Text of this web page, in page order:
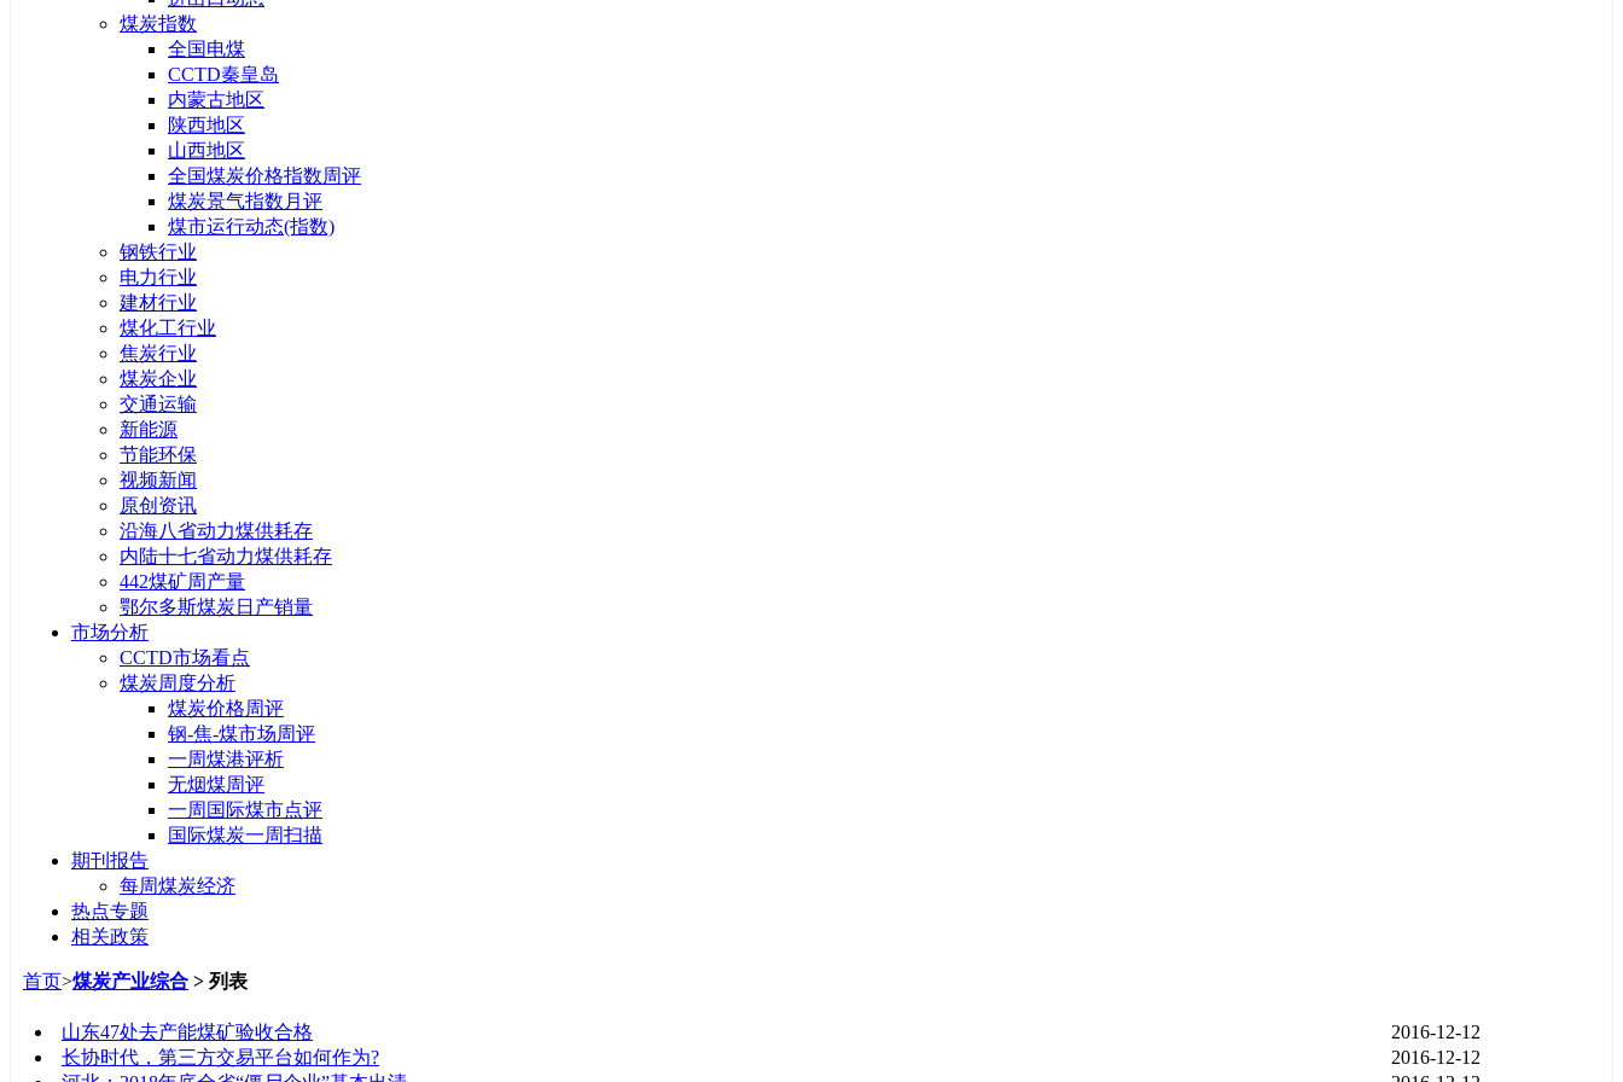
煤炭指数
全国电煤
CCTD秦皇岛
内蒙古地区
陕西地区
山西地区
全国煤炭价格指数周评
煤炭景气指数月评
煤市运行动态(指数)
钢铁行业
电力行业
建材行业
煤化工行业
焦炭行业
煤炭企业
交通运输
新能源
节能环保
视频新闻
原创资讯
沿海八省动力煤供耗存
内陆十七省动力煤供耗存
442煤矿周产量
鄂尔多斯煤炭日产销量
市场分析
CCTD市场看点
煤炭周度分析
煤炭价格周评
钢-焦-煤市场周评
一周煤港评析
无烟煤周评
一周国际煤市点评
国际煤炭一周扫描
期刊报告
每周煤炭经济
热点专题
相关政策
首页>煤炭产业综合 > 列表
山东47处去产能煤矿验收合格
2016-12-12
长协时代，第三方交易平台如何作为?
2016-12-12